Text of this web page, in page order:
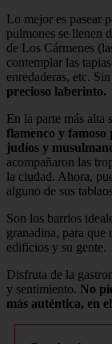
Lo mejor es pasear
pulmones se llenen
de Los Cármenes
contemplar las
enredaderas, etc.
precioso laberinto.
En la parte más alta
flamenco y famoso
judíos y
acompañaron las
la ciudad. Ahora,
alguno de sus
Son los barrios
granadina, para que
edificios y su gente.
Disfruta de la
y sentimiento. No
más auténtica, en